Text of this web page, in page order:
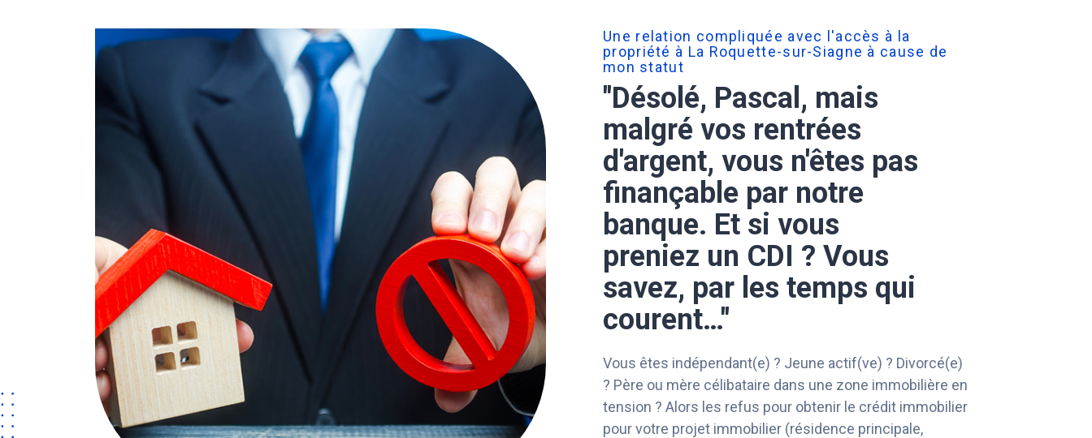
Une relation compliquée avec l'accès à la
propriété à La Roquette-sur-Siagne à cause de
mon statut
"Désolé, Pascal, mais
malgré vos rentrées
d'argent, vous n'êtes pas
finançable par notre
banque. Et si vous
preniez un CDI ? Vous
savez, par les temps qui
courent…"
Vous êtes indépendant(e) ? Jeune actif(ve) ? Divorcé(e)
? Père ou mère célibataire dans une zone immobilière en
tension ? Alors les refus pour obtenir le crédit immobilier
pour votre projet immobilier (résidence principale,